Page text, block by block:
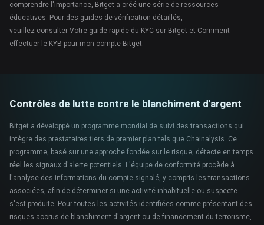
comprendre l'importance, Bitget a créé une série de ressources
éducatives. Pour des guides de vérification détaillés,
veuillez consulter Votre guide rapide du KYC sur Bitget et Comment
effectuer le KYB pour mon compte Bitget.
Contrôles de lutte contre le blanchiment d'argent
Bitget a développé un programme mondial de suivi des transactions qui
intègre des prestataires tiers de premier plan tels que Chainalysis. Ce
programme, basé sur une approche fondée sur le risque, détecte en temps
réel les signaux d'alerte potentiels. L'équipe de conformité procède à
l'analyse des informations du compte signalé, y compris les transactions
associées, afin de déterminer si une activité inhabituelle ou suspecte
s'est produite. Pour toutes les activités identifiées comme présentant des
risques accrus de blanchiment d'argent ou de financement du terrorisme,